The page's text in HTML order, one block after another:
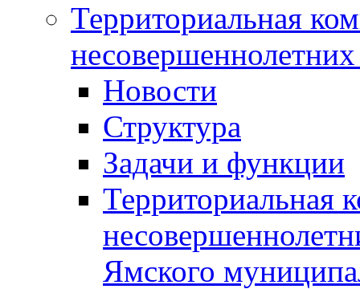
Территориальная
Новости
Структура
Задачи и функции
Территориальная
Ямского